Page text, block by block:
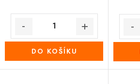
DO KOŠÍKU